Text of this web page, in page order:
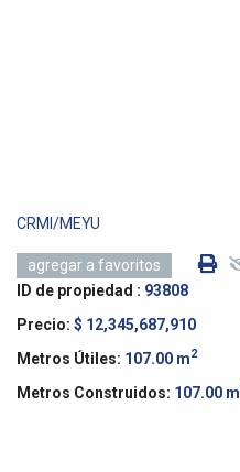
CRMI/MEYU
agregar a favoritos
ID de propiedad : 93808
Precio: $ 12,345,687,910
Metros Útiles: 107.00 m2
Metros Construidos: 107.00 m